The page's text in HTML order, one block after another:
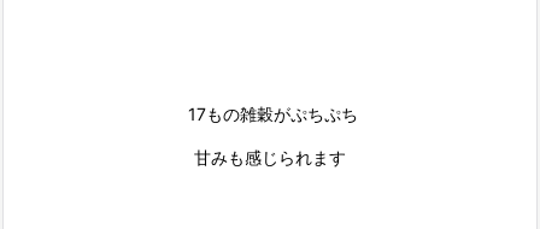
17もの雑穀がぷちぷち
甘みも感じられます